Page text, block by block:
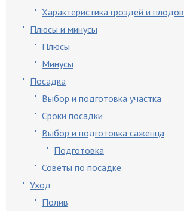
Характеристика гроздей и плодов
Плюсы и минусы
Плюсы
Минусы
Посадка
Выбор и подготовка участка
Сроки посадки
Выбор и подготовка саженца
Подготовка
Советы по посадке
Уход
Полив